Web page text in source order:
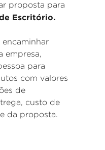
proposta para
Escritório.
encaminhar
empresa,
para
com valores
de
custo de
da proposta.